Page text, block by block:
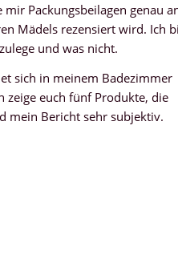
Packungsbeilagen genau
Mädels rezensiert wird. Ich
und was nicht.
sich in meinem Badezimmer
zeige euch fünf Produkte, die
mein Bericht sehr subjektiv.